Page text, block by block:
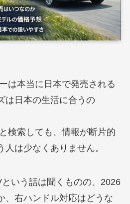
は本当に日本で発売される
は日本の生活に合うの
検索しても、情報が断片的
は少なくありません。
いう話は聞くものの、2026
、右ハンドル対応はどうな